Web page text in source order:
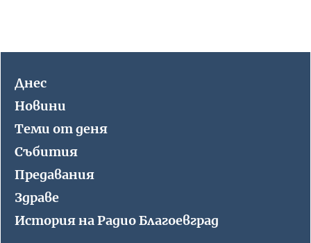
Днес
Новини
Теми от деня
Събития
Предавания
Здраве
История на Радио Благоевград